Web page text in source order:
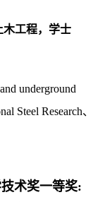
木工程，学士
underground
Steel Research、
术奖一等奖: